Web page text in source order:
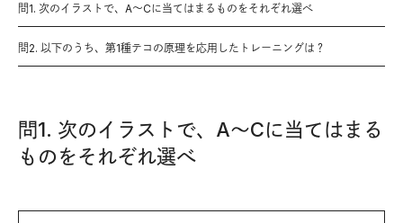
問1. 次のイラストで、A～Cに当てはまるものをそれぞれ選べ
問2. 以下のうち、第1種テコの原理を応用したトレーニングは？
問1. 次のイラストで、A～Cに当てはまる
ものをそれぞれ選べ